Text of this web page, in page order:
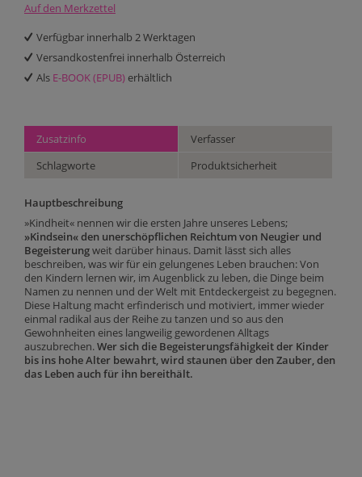
Auf den Merkzettel
Verfügbar innerhalb 2 Werktagen
Versandkostenfrei innerhalb Österreich
Als E-BOOK (EPUB) erhältlich
Zusatzinfo
Verfasser
Schlagworte
Produktsicherheit
Hauptbeschreibung
»Kindheit« nennen wir die ersten Jahre unseres Lebens;
»Kindsein« den unerschöpflichen Reichtum von Neugier und
Begeisterungweit darüber hinaus. Damit lässt sich alles
beschreiben, was wir für ein gelungenes Leben brauchen: Von
den Kindern lernen wir, im Augenblick zu leben, die Dinge beim
Namen zu nennen und der Welt mit Entdeckergeist zu begegnen.
Diese Haltung macht erfinderisch und motiviert, immer wieder
einmal radikal aus der Reihe zu tanzen und so aus den
Gewohnheiten eines langweilig gewordenen Alltags
auszubrechen. Wer sich die Begeisterungsfähigkeit der Kinder
bis ins hohe Alter bewahrt, wird staunen über den Zauber, den
das Leben auch für ihn bereithält.